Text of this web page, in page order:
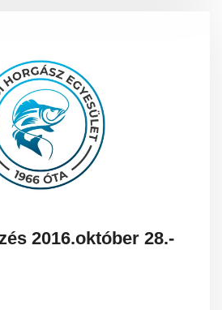
2016.október 28.-